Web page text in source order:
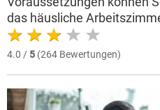
das häusliche
4.0 / 5 (264 Bewertungen)